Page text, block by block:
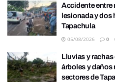
Accidente entre
lesionada y dos
Tapachula
05/08/2026 0
Lluvias y
árboles y daños
sectores de